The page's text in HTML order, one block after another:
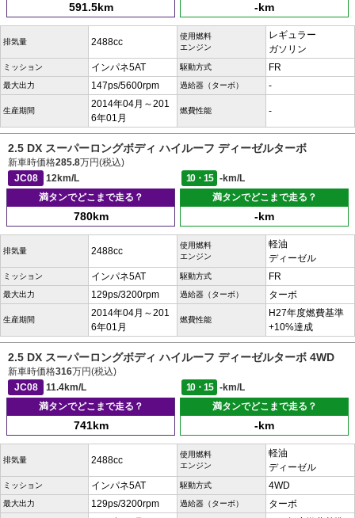
591.5km -km
排気量 2488cc
使用燃料
エンジン
レギュラー
ガソリン
ミッション インパネ5AT 駆動方式 FR
最大出力 147ps/5600rpm 過給器（ターボ） -
生産期間
2014年04月～201
6年01月
燃費性能 -
2.5 DX スーパーロングボディ ハイルーフ ディーゼルターボ
新車時価格285.8万円(税込)
JC08
12km/L 10・15
-km/L
満タンでどこまで走る？
780km
満タンでどこまで走る？
-km
排気量 2488cc
使用燃料
エンジン
軽油
ディーゼル
ミッション インパネ5AT 駆動方式 FR
最大出力 129ps/3200rpm 過給器（ターボ） ターボ
生産期間
2014年04月～201
6年01月
燃費性能
H27年度燃費基準
+10%達成
2.5 DX スーパーロングボディ ハイルーフ ディーゼルターボ 4WD
新車時価格316万円(税込)
JC08
11.4km/L 10・15
-km/L
満タンでどこまで走る？
741km
満タンでどこまで走る？
-km
排気量 2488cc
使用燃料
エンジン
軽油
ディーゼル
ミッション インパネ5AT 駆動方式 4WD
最大出力 129ps/3200rpm 過給器（ターボ）
ターボ